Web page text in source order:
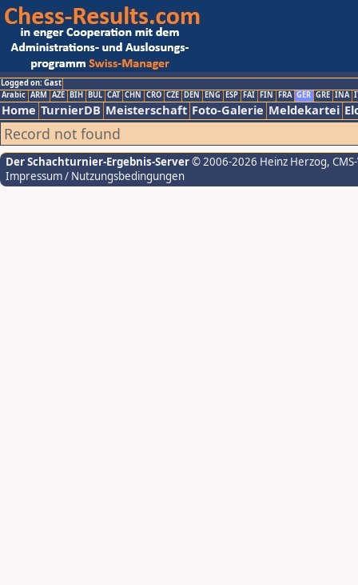
Logged on: Gast
Arabic ARM AZE BIH BUL CAT CHN CRO CZE DEN ENG ESP FAI FIN FRA GER GRE INA
Home TurnierDB Meisterschaft Foto-Galerie Meldekartei
Record not found
Der Schachturnier-Ergebnis-Server© 2006-2026 Heinz Herzog,
Impressum / Nutzungsbedingungen